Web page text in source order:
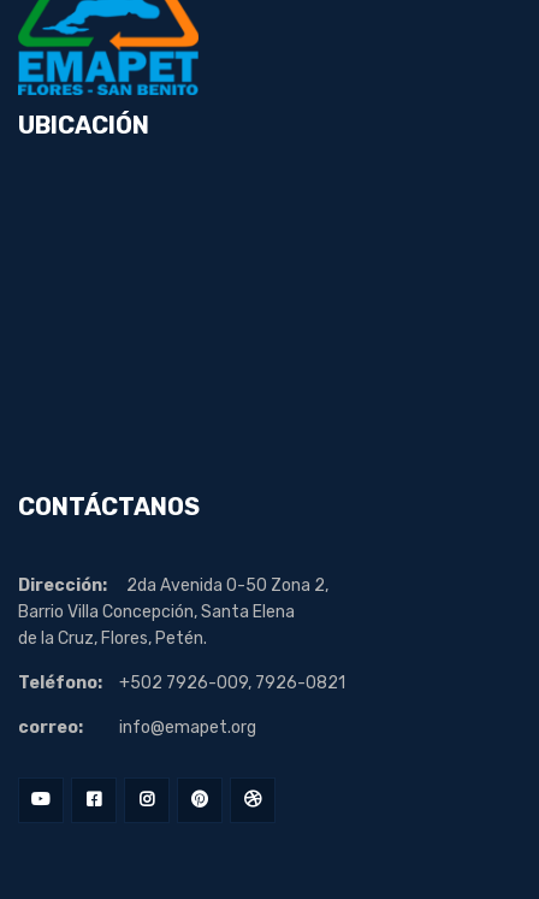
UBICACIÓN
CONTÁCTANOS
Dirección:
2da Avenida 0-50 Zona 2,
Barrio Villa Concepción, Santa Elena
de la Cruz, Flores, Petén.
Teléfono: +502 7926-009, 7926-0821
correo: info@emapet.org